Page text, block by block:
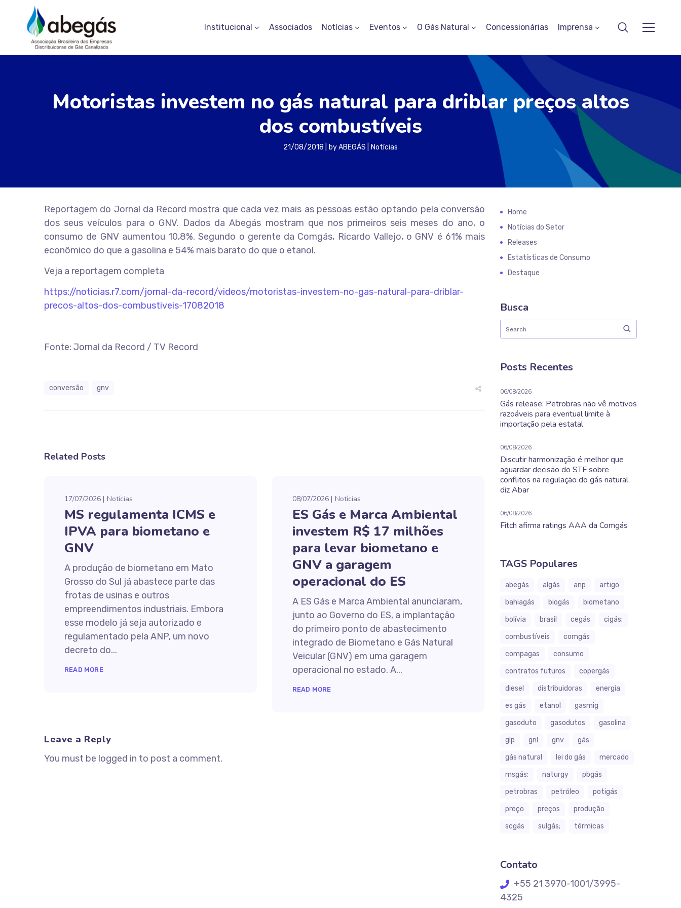
Institucional Associados Notícias Eventos O Gás Natural Concessionárias Imprensa
Motoristas investem no gás natural para driblar preços altos
dos combustíveis
21/08/2018 byABEGÁS Notícias
Reportagem do Jornal da Record mostra que cada vez mais as pessoas estão optando pela conversão
dos seus veículos para o GNV. Dados da Abegás mostram que nos primeiros seis meses do ano, o
consumo de GNV aumentou 10,8%. Segundo o gerente da Comgás, Ricardo Vallejo, o GNV é 61% mais
econômico do que a gasolina e 54% mais barato do que o etanol.
Veja a reportagem completa
https://noticias.r7.com/jornal-da-record/videos/motoristas-investem-no-gas-natural-para-driblar-
precos-altos-dos-combustiveis-17082018
Fonte: Jornal da Record / TV Record
conversão gnv
Related Posts
17/07/2026 Notícias
MS regulamenta ICMS e
IPVA para biometano e
GNV
A produção de biometano em Mato
Grosso do Sul já abastece parte das
frotas de usinas e outros
empreendimentos industriais. Embora
esse modelo já seja autorizado e
regulamentado pela ANP, um novo
decreto do...
READ MORE
08/07/2026 Notícias
ES Gás e Marca Ambiental
investem R$ 17 milhões
para levar biometano e
GNV a garagem
operacional do ES
A ES Gás e Marca Ambiental anunciaram,
junto ao Governo do ES, a implantação
do primeiro ponto de abastecimento
integrado de Biometano e Gás Natural
Veicular (GNV) em uma garagem
operacional no estado. A...
READ MORE
Leave a Reply
You must be logged in to post a comment.
Home
Notícias do Setor
Releases
Estatísticas de Consumo
Destaque
Busca
Posts Recentes
06/08/2026
Gás release: Petrobras não vê motivos
razoáveis para eventual limite à
importação pela estatal
06/08/2026
Discutir harmonização é melhor que
aguardar decisão do STF sobre
conflitos na regulação do gás natural,
diz Abar
06/08/2026
Fitch afirma ratings AAA da Comgás
TAGS Populares
abegás algás anp
artigo
bahiagás
biogás
biometano
bolívia
brasil cegás
cigás;
combustíveis
comgás
compagas
consumo
contratos futuros
copergás
diesel
distribuidoras
energia
es gás
etanol
gasmig
gasoduto
gasodutos
gasolina
glp
gnl gnv
gás
gás natural
lei do gás
mercado
msgás;
naturgy
pbgás
petrobras
petróleo
potigás
preço
preços
produção
scgás
sulgás; térmicas
Contato
+55 21 3970-1001/3995-
4325